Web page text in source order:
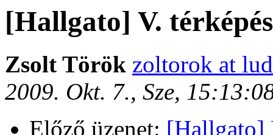
[Hallgato] V.
Zsolt Török zoltorok at
2009. Okt. 7., Sze,
Előző üzenet: [Hallgato]